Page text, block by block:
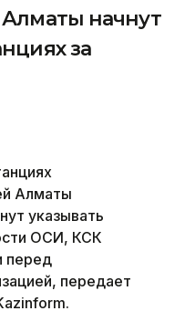
начнут
за
Алматы
указывать
ОСИ, КСК
перед
передает